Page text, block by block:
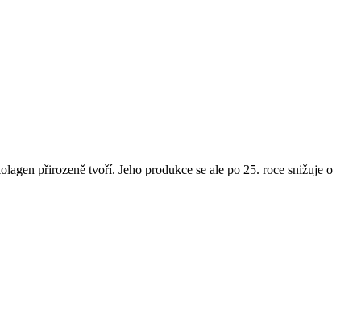
přirozeně tvoří. Jeho produkce se ale po 25. roce snižuje o